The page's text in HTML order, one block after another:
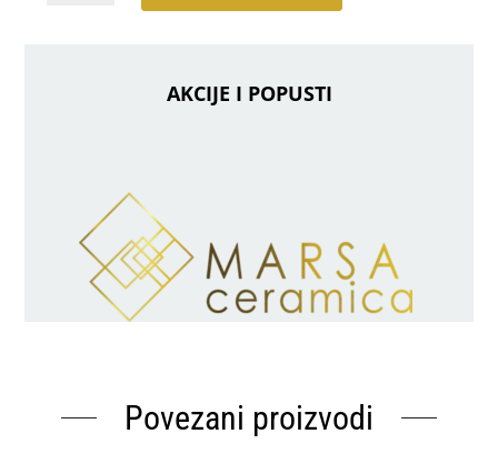
AKCIJE I POPUSTI
Povezani proizvodi